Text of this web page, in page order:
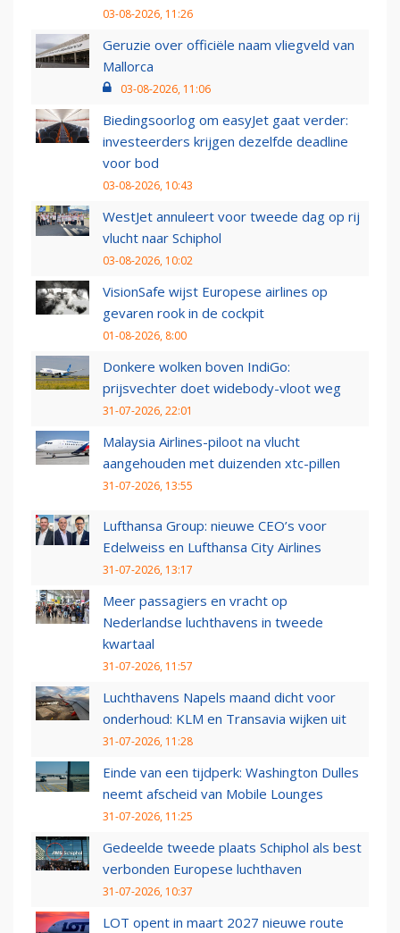
03-08-2026, 11:26
Geruzie over officiële naam vliegveld van
Mallorca
03-08-2026, 11:06
Biedingsoorlog om easyJet gaat verder:
investeerders krijgen dezelfde deadline
voor bod
03-08-2026, 10:43
WestJet annuleert voor tweede dag op rij
vlucht naar Schiphol
03-08-2026, 10:02
VisionSafe wijst Europese airlines op
gevaren rook in de cockpit
01-08-2026, 8:00
Donkere wolken boven IndiGo:
prijsvechter doet widebody-vloot weg
31-07-2026, 22:01
Malaysia Airlines-piloot na vlucht
aangehouden met duizenden xtc-pillen
31-07-2026, 13:55
Lufthansa Group: nieuwe CEO’s voor
Edelweiss en Lufthansa City Airlines
31-07-2026, 13:17
Meer passagiers en vracht op
Nederlandse luchthavens in tweede
kwartaal
31-07-2026, 11:57
Luchthavens Napels maand dicht voor
onderhoud: KLM en Transavia wijken uit
31-07-2026, 11:28
Einde van een tijdperk: Washington Dulles
neemt afscheid van Mobile Lounges
31-07-2026, 11:25
Gedeelde tweede plaats Schiphol als best
verbonden Europese luchthaven
31-07-2026, 10:37
LOT opent in maart 2027 nieuwe route